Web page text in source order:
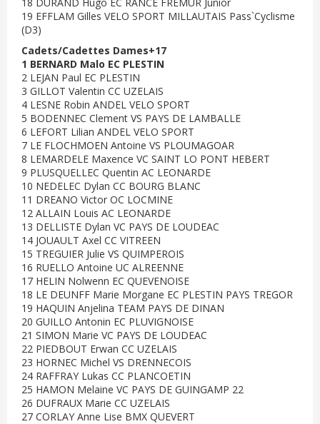
19 EFFLAM Gilles VELO SPORT MILLAUTAIS Pass`Cyclisme
(D3)
Cadets/Cadettes Dames+17
1 BERNARD Malo EC PLESTIN
2 LEJAN Paul EC PLESTIN
3 GILLOT Valentin CC UZELAIS
4 LESNE Robin ANDEL VELO SPORT
5 BODENNEC Clement VS PAYS DE LAMBALLE
6 LEFORT Lilian ANDEL VELO SPORT
7 LE FLOCHMOEN Antoine VS PLOUMAGOAR
8 LEMARDELE Maxence VC SAINT LO PONT HEBERT
9 PLUSQUELLEC Quentin AC LEONARDE
10 NEDELEC Dylan CC BOURG BLANC
11 DREANO Victor OC LOCMINE
12 ALLAIN Louis AC LEONARDE
13 DELLISTE Dylan VC PAYS DE LOUDEAC
14 JOUAULT Axel CC VITREEN
15 TREGUIER Julie VS QUIMPEROIS
16 RUELLO Antoine UC ALREENNE
17 HELIN Nolwenn EC QUEVENOISE
18 LE DEUNFF Marie Morgane EC PLESTIN PAYS TREGOR
19 HAQUIN Anjelina TEAM PAYS DE DINAN
20 GUILLO Antonin EC PLUVIGNOISE
21 SIMON Marie VC PAYS DE LOUDEAC
22 PIEDBOUT Erwan CC UZELAIS
23 HORNEC Michel VS DRENNECOIS
24 RAFFRAY Lukas CC PLANCOETIN
25 HAMON Melaine VC PAYS DE GUINGAMP 22
26 DUFRAUX Marie CC UZELAIS
27 CORLAY Anne Lise BMX QUEVERT